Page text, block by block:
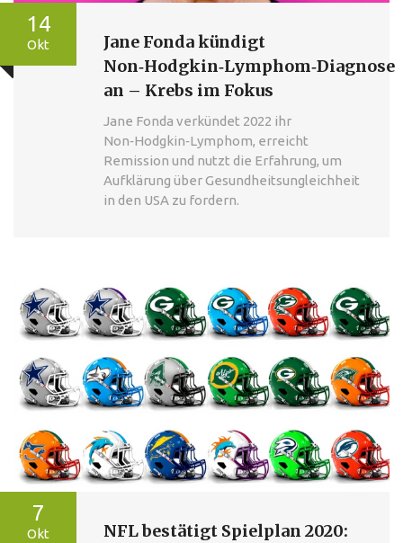
14
Okt
Jane Fonda kündigt
Non‑Hodgkin‑Lymphom‑Diagnose
an – Krebs im Fokus
Jane Fonda verkündet 2022 ihr
Non‑Hodgkin‑Lymphom, erreicht
Remission und nutzt die Erfahrung, um
Aufklärung über Gesundheitsungleichheit
in den USA zu fordern.
7
Okt
NFL bestätigt Spielplan 2020: